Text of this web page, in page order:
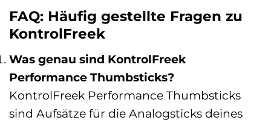
FAQ: Häufig gestellte Fragen zu
KontrolFreek
Was genau sind KontrolFreek
Performance Thumbsticks?
KontrolFreek Performance Thumbsticks
sind Aufsätze für die Analogsticks deines